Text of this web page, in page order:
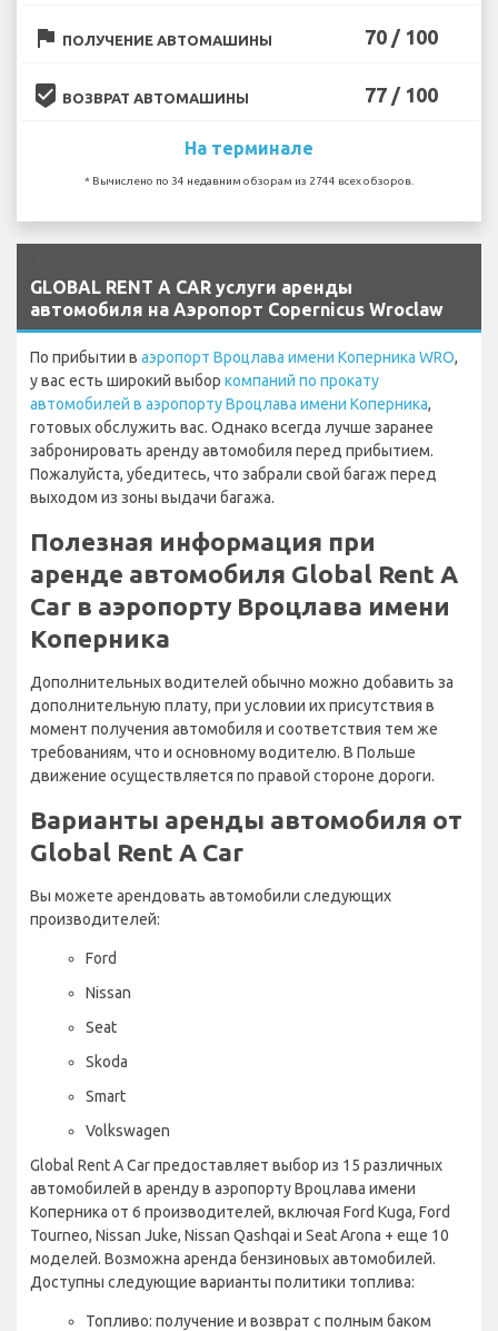
flag ПОЛУЧЕНИЕ АВТОМАШИНЫ 70 / 100
beenhere ВОЗВРАТ АВТОМАШИНЫ 77 / 100
На терминале
* Вычислено по 34 недавним обзорам из 2744 всех обзоров.
GLOBAL RENT A CAR услуги аренды
автомобиля на Аэропорт Copernicus Wroclaw
По прибытии в аэропорт Вроцлава имени Коперника WRO,
у вас есть широкий выбор компаний по прокату
автомобилей в аэропорту Вроцлава имени Коперника,
готовых обслужить вас. Однако всегда лучше заранее
забронировать аренду автомобиля перед прибытием.
Пожалуйста, убедитесь, что забрали свой багаж перед
выходом из зоны выдачи багажа.
Полезная информация при
аренде автомобиля Global Rent A
Car в аэропорту Вроцлава имени
Коперника
Дополнительных водителей обычно можно добавить за
дополнительную плату, при условии их присутствия в
момент получения автомобиля и соответствия тем же
требованиям, что и основному водителю. В Польше
движение осуществляется по правой стороне дороги.
Варианты аренды автомобиля от
Global Rent A Car
Вы можете арендовать автомобили следующих
производителей:
Ford
Nissan
Seat
Skoda
Smart
Volkswagen
Global Rent A Car предоставляет выбор из 15 различных
автомобилей в аренду в аэропорту Вроцлава имени
Коперника от 6 производителей, включая Ford Kuga, Ford
Tourneo, Nissan Juke, Nissan Qashqai и Seat Arona + еще 10
моделей. Возможна аренда бензиновых автомобилей.
Доступны следующие варианты политики топлива:
Топливо: получение и возврат с полным баком